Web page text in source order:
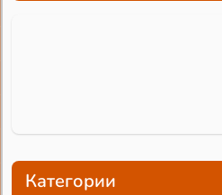
Категории